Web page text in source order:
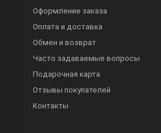
Оформление заказа
Оплата и доставка
Обмен и возврат
Часто задаваемые вопросы
Подарочная карта
Отзывы покупателей
Контакты